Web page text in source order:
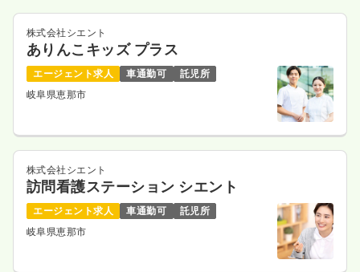
株式会社シエント
ありんこキッズ プラス
エージェント求人 車通勤可
託児所
岐阜県恵那市
株式会社シエント
訪問看護ステーション シエント
エージェント求人 車通勤可
託児所
岐阜県恵那市